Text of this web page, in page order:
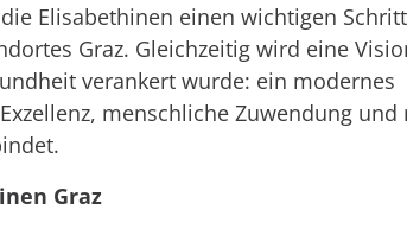
Elisabethinen einen wichtigen
Graz. Gleichzeitig wird eine
verankert wurde: ein modernes
menschliche Zuwendung und
Graz